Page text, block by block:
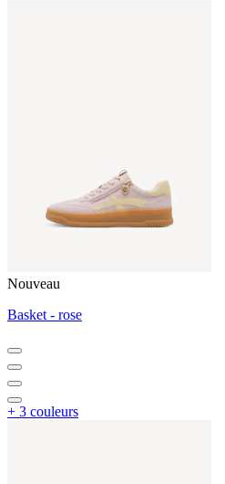
Nouveau
Basket - rose
+ 3 couleurs